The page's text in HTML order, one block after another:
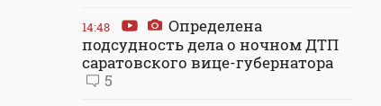
14:48
Определена
подсудность дела о ночном ДТП
саратовского вице-губернатора
5